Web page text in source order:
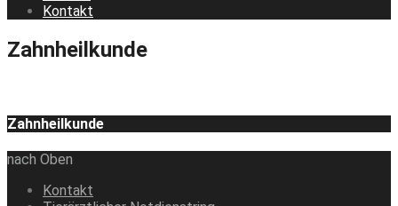
Kontakt
Zahnheilkunde
Zahnheilkunde
nach Oben
Kontakt